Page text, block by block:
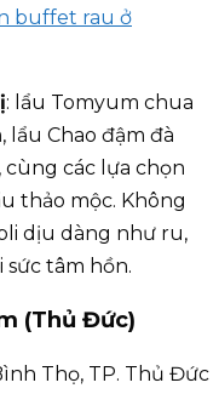
: lẩu Tomyum chua
lẩu Chao đậm đà
cùng các lựa chọn
thảo mộc. Không
dịu dàng như ru,
tâm hồn.
(Thủ Đức)
Thọ, TP. Thủ Đức